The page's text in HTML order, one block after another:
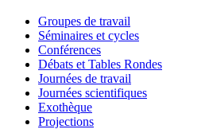
Groupes de travail
Séminaires et cycles
Conférences
Débats et Tables Rondes
Journées de travail
Journées scientifiques
Exothèque
Projections